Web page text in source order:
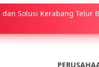
dan Solusi Kerabang Telur